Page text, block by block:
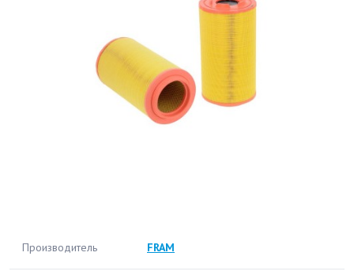
Производитель FRAM